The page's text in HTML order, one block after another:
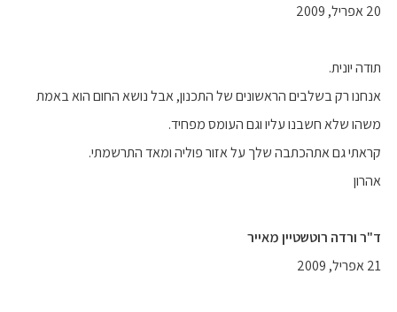
20 אפריל, 2009
תודה יונית.
אנחנו רק בשלבים הראשונים של התכנון, אבל נושא החום הוא באמת
משהו שלא חשבנו עליו וגם העומס מפחיד.
קראתי גם אתהכתבה שלך על אזור פוליה ומאד התרשמתי.
אהרון
ד"ר ורדה רוטשטיין מאייר
21 אפריל, 2009